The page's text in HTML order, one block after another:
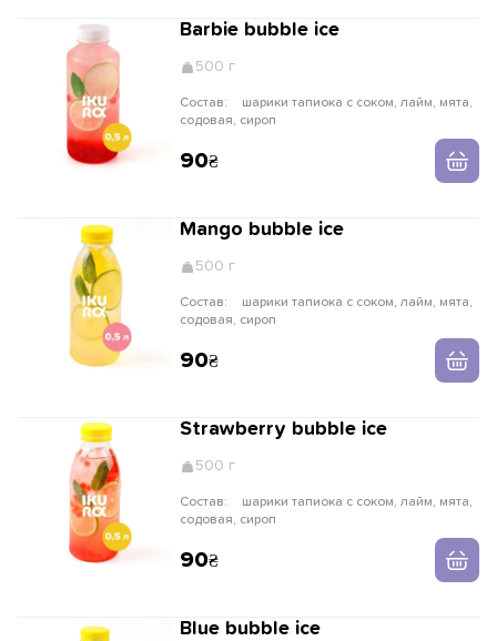
Barbie bubble ice
500 г
Состав:
содовая, сироп
90
Mango bubble ice
500 г
Состав:
содовая, сироп
90
Strawberry bubble ice
500 г
Состав:
содовая, сироп
90
Blue bubble ice